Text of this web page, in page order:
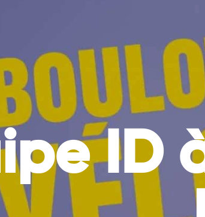
INITIATIVES
DURABLES
ID